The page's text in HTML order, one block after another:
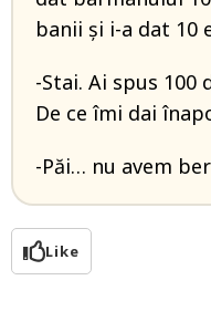
banii și i-a dat 10
-Stai. Ai spus 100
De ce îmi dai
-Păi… nu avem
Like